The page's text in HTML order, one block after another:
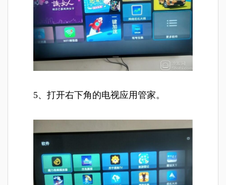
5、打开右下角的电视应用管家。